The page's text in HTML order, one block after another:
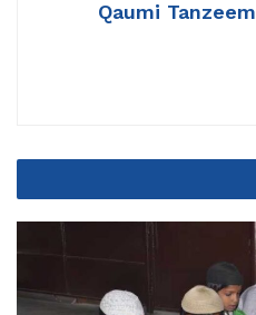
Qaumi Tanzeem